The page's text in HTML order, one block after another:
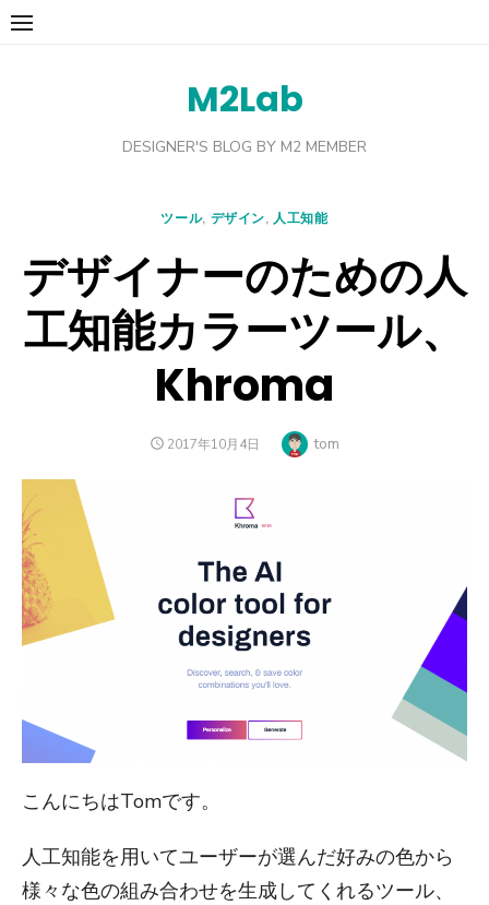
Skip
M2Lab
DESIGNER'S BLOG BY M2 MEMBER
ツール, デザイン, 人工知能
デザイナーのための人
工知能カラーツール、
Khroma
POSTED
2017年10月4日 Author
tom
こんにちはTomです。
人工知能を用いてユーザーが選んだ好みの色から
様々な色の組み合わせを生成してくれるツール、